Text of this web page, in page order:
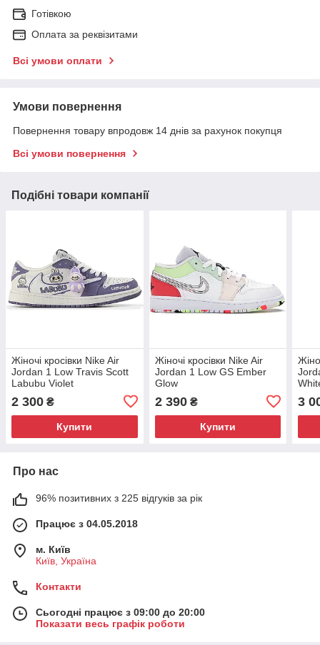
Готівкою
Оплата за реквізитами
Всі умови оплати
Умови повернення
Повернення товару впродовж 14 днів за рахунок покупця
Всі умови повернення
Подібні товари компанії
Жіночі кросівки Nike Air
Jordan 1 Low Travis Scott
Labubu Violet
2 300 ₴
Купити
Жіночі кросівки Nike Air
Jordan 1 Low GS Ember
Glow
2 390₴
Купити
3
Про нас
96% позитивних з 225 відгуків за рік
Працює з 04.05.2018
м. Київ
Київ, Україна
Контакти
Сьогодні працює з 09:00 до 20:00
Показати весь графік роботи